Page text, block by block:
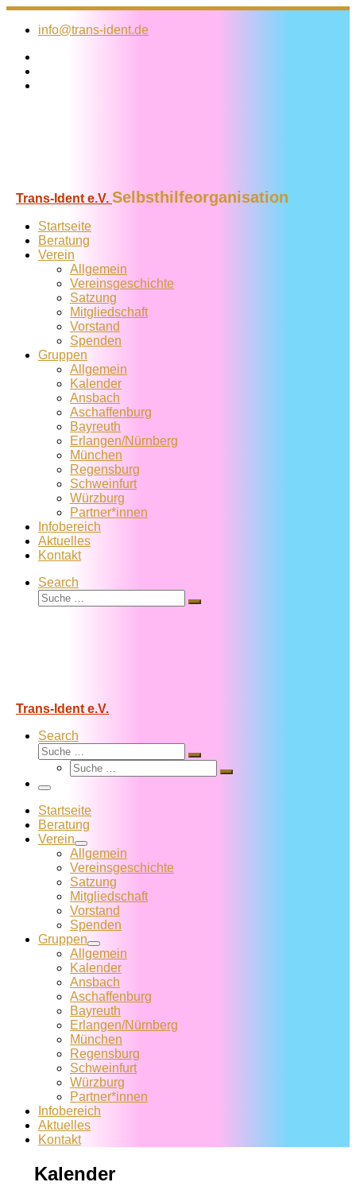
Zum
Inhalt
info@trans-ident.de
Trans-Ident e.V. Selbsthilfeorganisation
Startseite
Beratung
Verein
Allgemein
Vereins­geschichte
Satzung
Mitglied­schaft
Vorstand
Spenden
Gruppen
Allgemein
Kalender
Ansbach
Aschaffenburg
Bayreuth
Erlangen/Nürnberg
München
Regensburg
Schweinfurt
Würzburg
Partner*innen
Infobereich
Aktuelles
Kontakt
Search
Suche
Suche
Trans-Ident e.V.
Search
Suche
Suche
Suche
Suche
Menü
Startseite
Beratung
Verein
Allgemein
Vereins­geschichte
Satzung
Mitglied­schaft
Vorstand
Spenden
Gruppen
Allgemein
Kalender
Ansbach
Aschaffenburg
Bayreuth
Erlangen/Nürnberg
München
Regensburg
Schweinfurt
Würzburg
Partner*innen
Infobereich
Aktuelles
Kontakt
Kalender